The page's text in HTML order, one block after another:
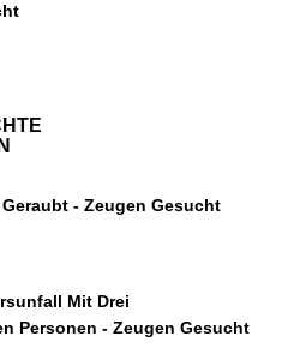
- Zeugen Gesucht
Mit Drei
Personen - Zeugen Gesucht